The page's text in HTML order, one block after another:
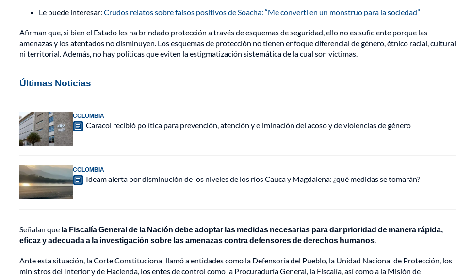
Le puede interesar: Crudos relatos sobre falsos positivos de Soacha: “Me convertí en un monstruo para la sociedad”
Afirman que, si bien el Estado les ha brindado protección a través de esquemas de seguridad, ello no es suficiente porque las
amenazas y los atentados no disminuyen. Los esquemas de protección no tienen enfoque diferencial de género, étnico racial, cultural
ni territorial. Además, no hay políticas que eviten la estigmatización sistemática de la cual son víctimas.
Últimas Noticias
COLOMBIA
Caracol recibió política para prevención, atención y eliminación del acoso y de violencias de género
COLOMBIA
Ideam alerta por disminución de los niveles de los ríos Cauca y Magdalena: ¿qué medidas se tomarán?
Señalan que la Fiscalía General de la Nación debe adoptar las medidas necesarias para dar prioridad de manera rápida,
eficaz y adecuada a la investigación sobre las amenazas contra defensores de derechos humanos.
Ante esta situación, la Corte Constitucional llamó a entidades como la Defensoría del Pueblo, la Unidad Nacional de Protección, los
ministros del Interior y de Hacienda, los entes de control como la Procuraduría General, la Fiscalía, así como a la Misión de